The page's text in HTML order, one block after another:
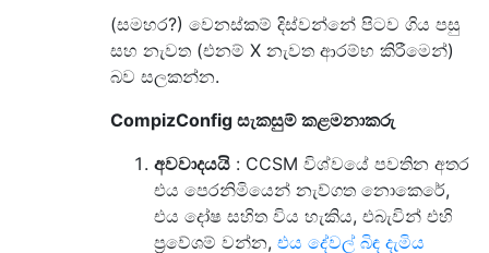
(සමහර?) වෙනස්කම් දිස්වන්නේ පිටව ගිය පසු
සහ නැවත (එනම් X නැවත ආරම්භ කිරීමෙන්)
බව සලකන්න.
CompizConfig සැකසුම් කළමනාකරු
අවවාදයයි : CCSM විශ්වයේ පවතින අතර
එය පෙරනිමියෙන් නැව්ගත නොකෙරේ,
එය දෝෂ සහිත විය හැකිය, එබැවින් එහි
ප්‍රවේශම් වන්න, එය දේවල් බිඳ දැමිය